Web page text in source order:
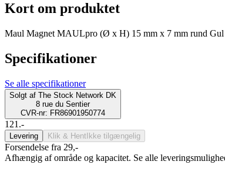
Kort om produktet
Maul Magnet MAULpro (Ø x H) 15 mm x 7 mm rund Gul
Specifikationer
Se alle specifikationer
Solgt af The Stock Network DK
8 rue du Sentier
CVR-nr: FR86901950774
121.-
Levering Klik & Hent Ikke tilgængelig
Forsendelse fra 29,-
Afhængig af område og kapacitet. Se alle